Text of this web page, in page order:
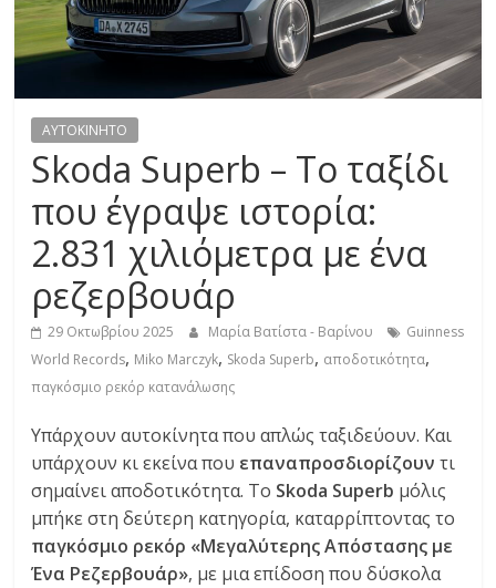
R
E
S
S
AYTOKINHTO
Skoda Superb – Το ταξίδι
που έγραψε ιστορία:
2.831 χιλιόμετρα με ένα
ρεζερβουάρ
29 Οκτωβρίου 2025 Μαρία Βατίστα - Βαρίνου
Guinness
World Records, Miko Marczyk, Skoda Superb, αποδοτικότητα,
παγκόσμιο ρεκόρ κατανάλωσης
Υπάρχουν αυτοκίνητα που απλώς ταξιδεύουν. Και
υπάρχουν κι εκείνα που επαναπροσδιορίζουν τι
σημαίνει αποδοτικότητα. Το Skoda Superb μόλις
μπήκε στη δεύτερη κατηγορία, καταρρίπτοντας το
παγκόσμιο ρεκόρ «Μεγαλύτερης Απόστασης με
Ένα Ρεζερβουάρ», με μια επίδοση που δύσκολα